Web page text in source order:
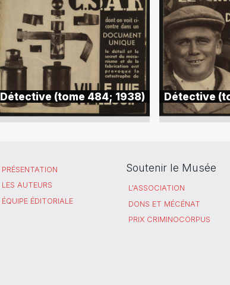
Détective (tome 484; 1938) Détective
PRÉSENTATION
LES AUTEURS
ÉQUIPE ÉDITORIALE
Soutenir le Musée
L'ASSOCIATION
DONS ET MÉCÉNAT
PRIX CRIMINOCORPUS